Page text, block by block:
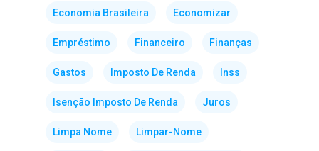
Economia Brasileira Economizar
Empréstimo Financeiro Finanças
Gastos Imposto De Renda Inss
Isenção Imposto De Renda Juros
Limpa Nome Limpar-Nome